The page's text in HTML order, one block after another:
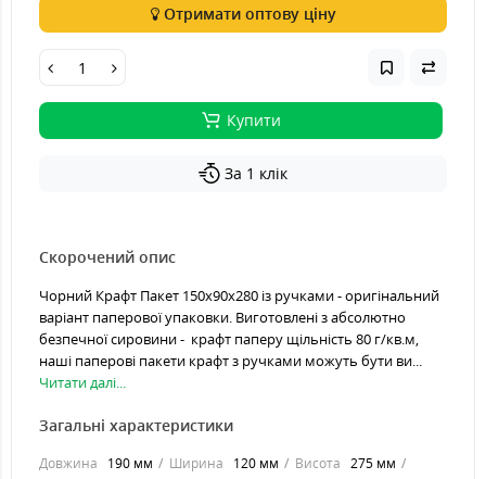
Отримати оптову ціну
Купити
За 1 клік
Скорочений опис
Чорний Крафт Пакет 150х90х280 із ручками - оригінальний
варіант паперової упаковки. Виготовлені з абсолютно
безпечної сировини - крафт паперу щільність 80 г/кв.м,
наші паперові пакети крафт з ручками можуть бути ви...
Читати далі...
Загальні характеристики
Довжина 190 мм Ширина 120 мм Висота 275 мм